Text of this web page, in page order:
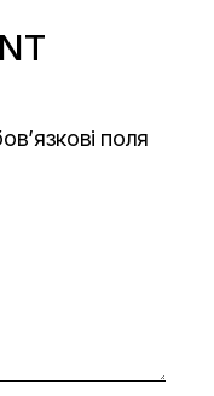
поля